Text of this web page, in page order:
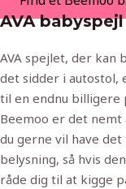
AVA
AVA spejlet, der kan
det sidder i autostol,
til en endnu billigere
Beemoo er det
du gerne vil have
belysning, så hvis
råde dig til at kigge